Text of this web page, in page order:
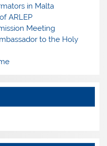
in Malta
ARLEP
Meeting
to the Holy